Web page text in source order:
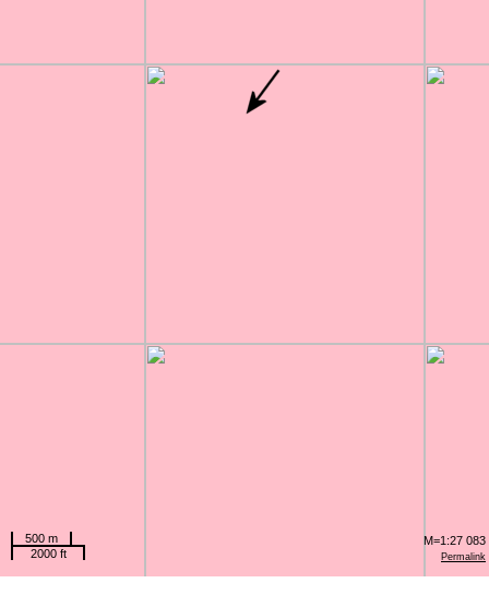
Permalink
500 m
2000 ft
M=1:27 083